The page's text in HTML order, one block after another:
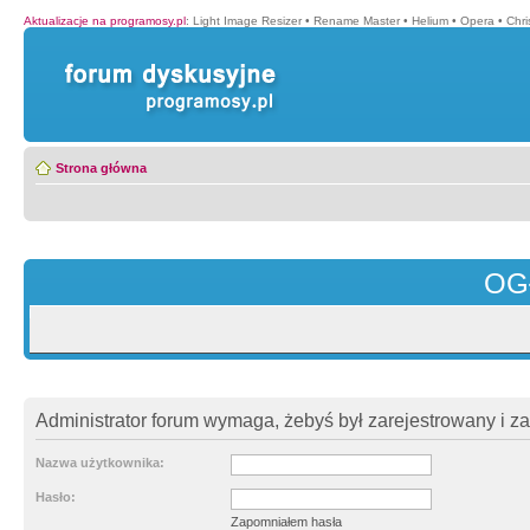
Aktualizacje na programosy.pl: Light Image Resizer • Rename Master • Helium • Opera •
Strona główna
Administrator forum wymaga, żebyś był zarejestrowany i
Nazwa użytkownika:
Hasło:
Zapomniałem hasła